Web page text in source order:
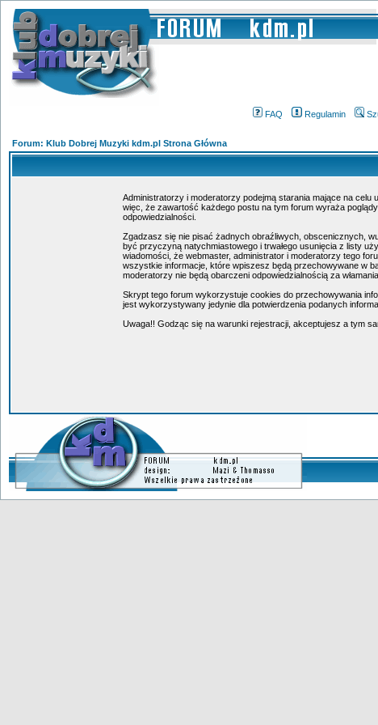
FAQ Regulamin
Forum: Klub Dobrej Muzyki kdm.pl Strona Główna
Administratorzy i moderatorzy podejmą starania mające na
więc, że zawartość każdego postu na tym forum wyraża
odpowiedzialności.
Zgadzasz się nie pisać żadnych obraźliwych, obscenicznych,
być przyczyną natychmiastowego i trwałego usunięcia z listy
wiadomości, że webmaster, administrator i moderatorzy tego
wszystkie informacje, które wpiszesz będą przechowywane w
moderatorzy nie będą obarczeni odpowiedzialnością za
Skrypt tego forum wykorzystuje cookies do przechowywania
jest wykorzystywany jedynie dla potwierdzenia podanych
Uwaga!! Godząc się na warunki rejestracji, akceptujesz a tym